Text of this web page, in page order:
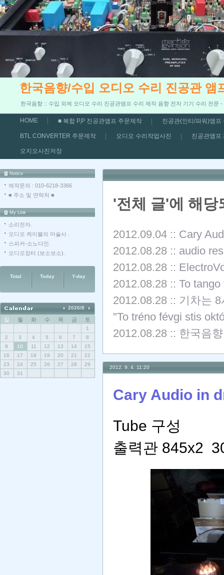
한국음향/수입 오디오 수리 진공관 앰
한국음향 :: 수입 외제 오디오 수리 진공관앰프 수리 제작 음향 전자 기기 수리 전문 -
HOME ■ 복합 P,P 진공관앰프 주문제작 진공관(인티/파워)앰프
BTL CONVERTER 주문제작 오디오 수리작업사진 진공관앰프
오지오사진저장
Notice
제작문의 : 010-6218-3366
■ 주소 및 연락처 ■
My Link
소리전자.
오디오 케이블의 마술사 .
스피커-소노다인.
오디오장터 (보소보소).
Total Today Y-day
2026/8
일 월 화 수 목 금 토
1
2
3 4 5 6 7
8
9
10 11 12 13 14
15
16
17 18 19 20 21
22
23
24 25 26 27 28
29
30
31
'전체 글'에 해당
2012.09.04 :: Cary
2012.08.28 :: audio
2012.08.28 ::
2012.08.28 :: To
2012.08.28 :: 기차는
"To tréno févgi stis
2012.08.28 :: 한국음
2012. 9. 4. 11:20
Cary Audio in
Tube 구성
출력관 845x2